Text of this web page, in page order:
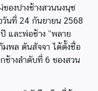
องปางช้างสวนนงนุช
วันที่ 24 กันยายน 2568
และพ่อช้าง “พลาย
มพล ตันสัจจา ได้ตั้งชื่อ
ช้างลำดับที่ 6 ของสวน